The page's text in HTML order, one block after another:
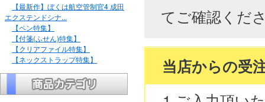
【最新作】ぼくは航空管制官4 成田
エクステンドシナ...
【ペン特集】
【付箋(ふせん)特集】
【クリアファイル特集】
【ネックストラップ特集】
てご確認くだ
当店からの受